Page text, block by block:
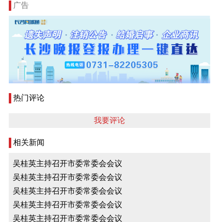
广告
热门评论
我要评论
相关新闻
吴桂英主持召开市委常委会会议
吴桂英主持召开市委常委会会议
吴桂英主持召开市委常委会会议
吴桂英主持召开市委常委会会议
吴桂英主持召开市委常委会会议